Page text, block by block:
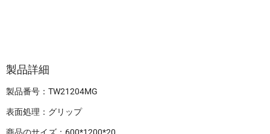
製品詳細
製品番号：TW21204MG
表面処理：グリップ